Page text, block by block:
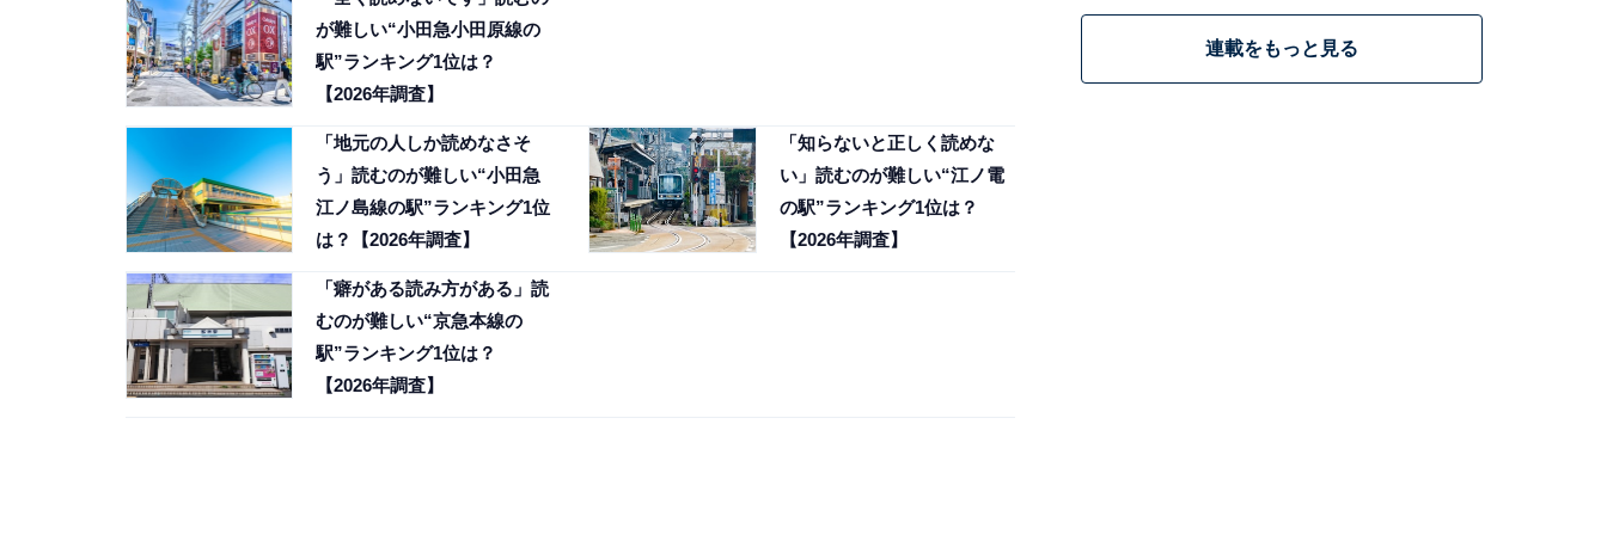
が難しい“小田急小田原線の
駅”ランキング1位は？
【2026年調査】
「地元の人しか読めなさそ
う」読むのが難しい“小田急
江ノ島線の駅”ランキング1位
は？【2026年調査】
「知らないと正しく読めな
い」読むのが難しい“江ノ電
の駅”ランキング1位は？
【2026年調査】
「癖がある読み方がある」読
むのが難しい“京急本線の
駅”ランキング1位は？
【2026年調査】
連載をもっと見る